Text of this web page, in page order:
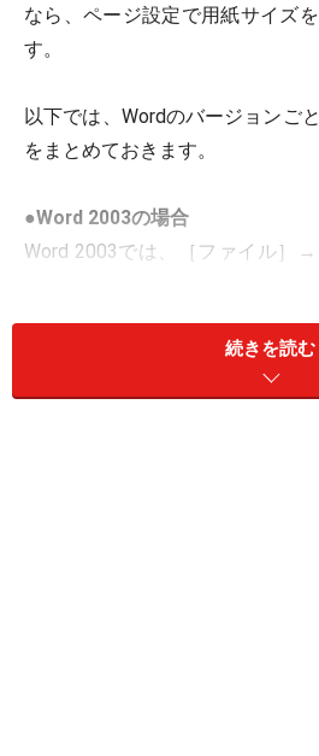
なら、ページ設定で用紙サイズ
す。
以下では、Wordのバージョンご
をまとめておきます。
●Word 2003の場合
Word 2003では、［ファイル］
を設定します。
続きを読む